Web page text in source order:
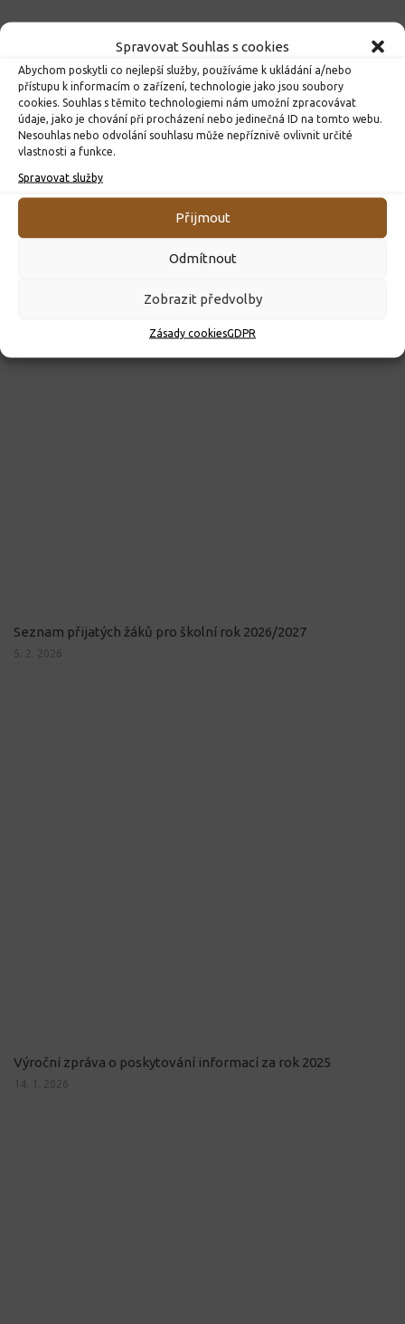
Spravovat Souhlas s cookies
Abychom poskytli co nejlepší služby, používáme k ukládání a/nebo
přístupu k informacím o zařízení, technologie jako jsou soubory
cookies. Souhlas s těmito technologiemi nám umožní zpracovávat
údaje, jako je chování při procházení nebo jedinečná ID na tomto webu.
Nesouhlas nebo odvolání souhlasu může nepříznivě ovlivnit určité
vlastnosti a funkce.
Spravovat služby
Přijmout
Odmítnout
Zobrazit předvolby
Zásady cookiesGDPR
ROZHODNUTÍ O PŘIJETÍ K PŘEDŠKOLNÍMU VZDĚLÁVÁNÍ
PRO ROK 2026
Seznam přijatých žáků pro školní rok 2026/2027
5. 2. 2026
Výroční zpráva o poskytování informací za rok 2025
14. 1. 2026